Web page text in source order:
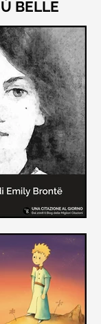
BELLE
di "Cime
Emily Brontë
rimane l'unico
Emily Brontë
che le tolse la